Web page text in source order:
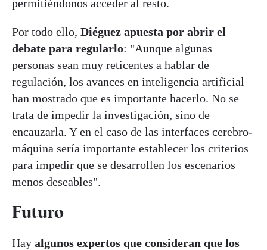
permitiéndonos acceder al resto.
Por todo ello, Diéguez apuesta por abrir el
debate para regularlo: "Aunque algunas
personas sean muy reticentes a hablar de
regulación, los avances en inteligencia artificial
han mostrado que es importante hacerlo. No se
trata de impedir la investigación, sino de
encauzarla. Y en el caso de las interfaces cerebro-
máquina sería importante establecer los criterios
para impedir que se desarrollen los escenarios
menos deseables".
Futuro
Hay algunos expertos que consideran que los